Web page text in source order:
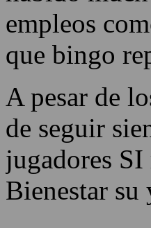
empleos
que bingo
A pesar de
de seguir
jugadores
Bienestar su